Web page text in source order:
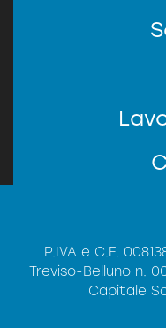
P.IVA e C.F.
Treviso-Belluno n.
Capitale